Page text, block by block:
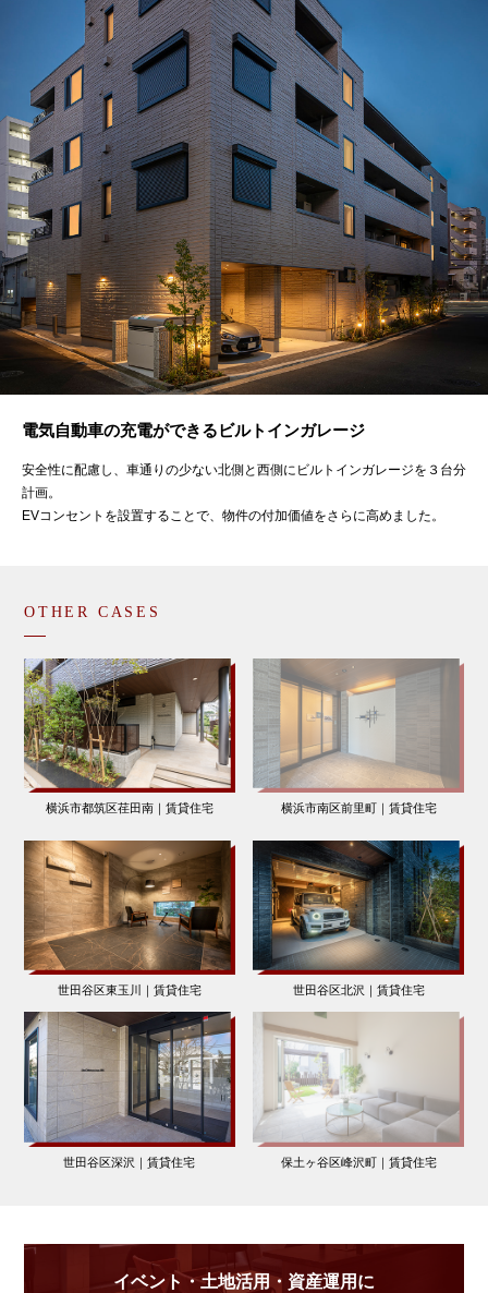
電気自動車の充電ができるビルトインガレージ
安全性に配慮し、車通りの少ない北側と西側にビルトインガレージを３台分
計画。
EVコンセントを設置することで、物件の付加価値をさらに高めました。
OTHER CASES
横浜市都筑区荏田南｜賃貸住宅 横浜市南区前里町｜賃貸住宅
世田谷区東玉川｜賃貸住宅 世田谷区北沢｜賃貸住宅
世田谷区深沢｜賃貸住宅 保土ヶ谷区峰沢町｜賃貸住宅
イベント・土地活用・資産運用に